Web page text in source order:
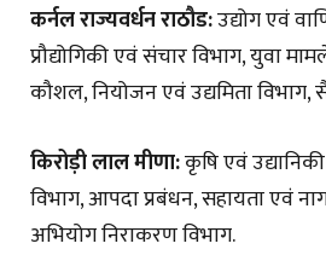
कर्नल राज्यवर्धन राठौड:उद्योग एवं
प्रौद्योगिकी एवं संचार विभाग, युवा
कौशल, नियोजन एवं उद्यमिता
किरोड़ी लाल मीणा:कृषि एवं
विभाग, आपदा प्रबंधन, सहायता एवं
अभियोग निराकरण विभाग.